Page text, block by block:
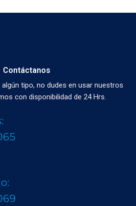
Contáctanos
tipo, no dudes en usar nuestros
con disponibilidad de 24 Hrs.